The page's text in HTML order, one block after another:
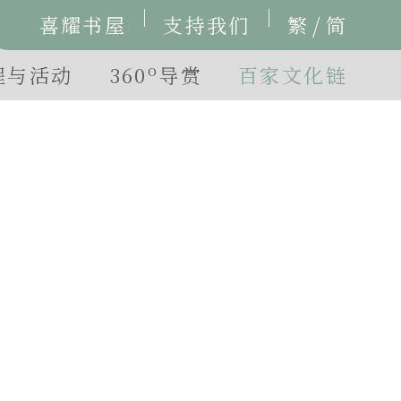
喜耀书屋 支持我们 繁 / 简
与活动
360o导赏 百家文化链